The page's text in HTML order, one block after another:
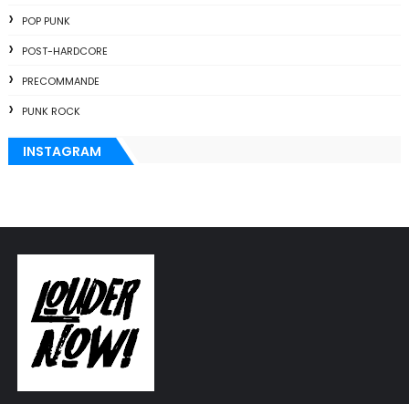
POP PUNK
POST-HARDCORE
PRECOMMANDE
PUNK ROCK
INSTAGRAM